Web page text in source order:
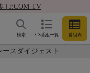
| J:COM TV
CS番組一覧 番組表
検索
スダイジェスト